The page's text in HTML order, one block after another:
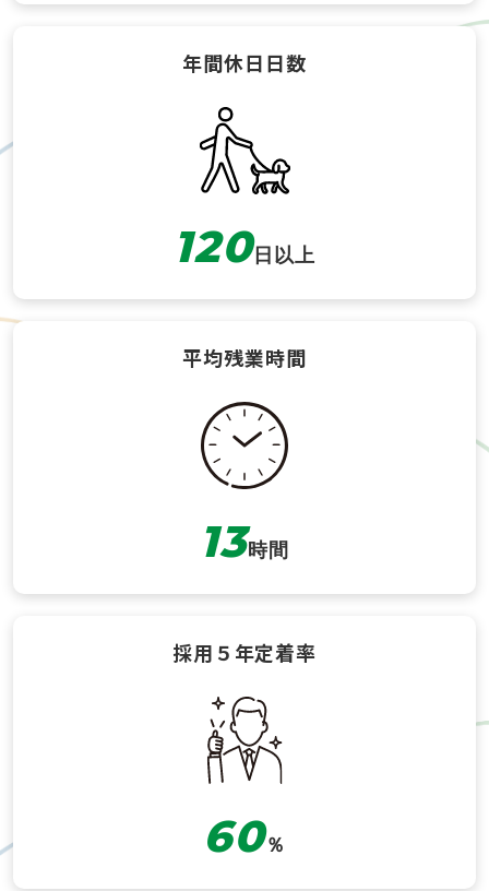
年間休日日数
120日以上
平均残業時間
13時間
採用５年定着率
60％